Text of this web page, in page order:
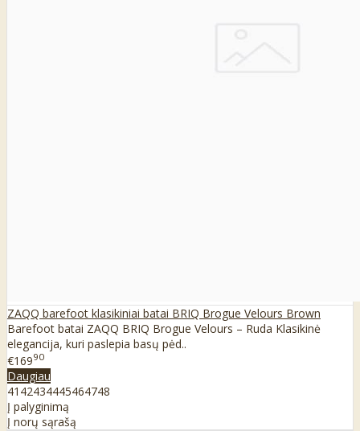
ZAQQ barefoot klasikiniai batai BRIQ Brogue Velours Brown
Barefoot batai ZAQQ BRIQ Brogue Velours – Ruda Klasikinė
elegancija, kuri paslepia basų pėd..
€16990
Daugiau
41 42434445464748
Į palyginimą
Į norų sąrašą